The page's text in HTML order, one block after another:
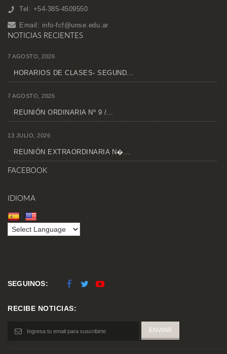
Tel: +54-385-4509550
Email: info-fcf@unse.edu.ar
NOTICIAS RECIENTES
7 AGOSTO, 2026
HORARIOS DE CLASES- SEGUND...
7 AGOSTO, 2026
REUNIÓN ORDINARIA Nº 9 /...
13 JULIO, 2026
REUNIÓN EXTRAORDINARIA N�...
FACEBOOK
IDIOMA
SEGUINOS:
RECIBE NOTICIAS: